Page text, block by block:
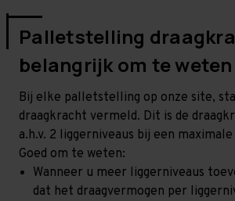
Palletstelling
belangrijk om te
Bij elke palletstelling op onze site,
draagkracht vermeld. Dit is de
a.h.v. 2 liggerniveaus bij een
Goed om te weten:
Wanneer u meer liggerniveaus
dat het draagvermogen per